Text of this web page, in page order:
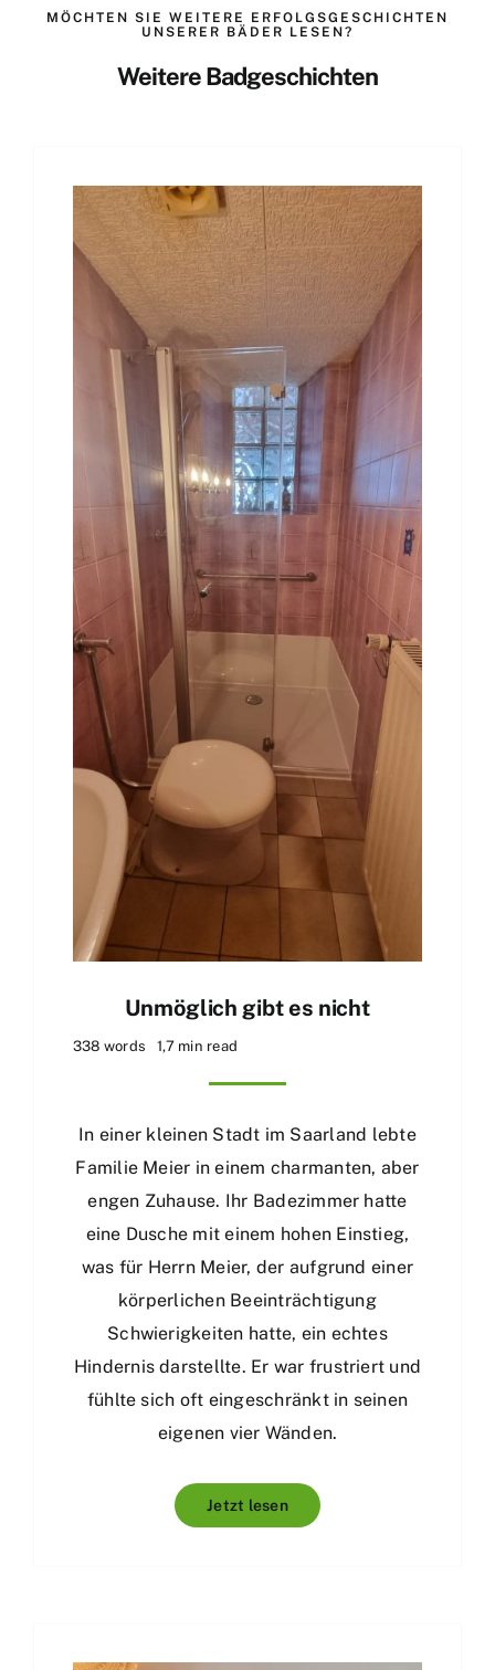
MÖCHTEN SIE WEITERE ERFOLGSGESCHICHTEN
UNSERER BÄDER LESEN?
Weitere Badgeschichten
Unmöglich gibt es nicht
338 words 1,7 min read
In einer kleinen Stadt im Saarland lebte
Familie Meier in einem charmanten, aber
engen Zuhause. Ihr Badezimmer hatte
eine Dusche mit einem hohen Einstieg,
was für Herrn Meier, der aufgrund einer
körperlichen Beeinträchtigung
Schwierigkeiten hatte, ein echtes
Hindernis darstellte. Er war frustriert und
fühlte sich oft eingeschränkt in seinen
eigenen vier Wänden.
Jetzt lesen